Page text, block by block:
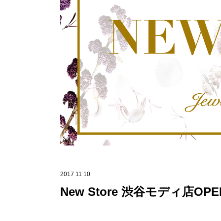
2017 11 10
New Store 渋谷モディ店